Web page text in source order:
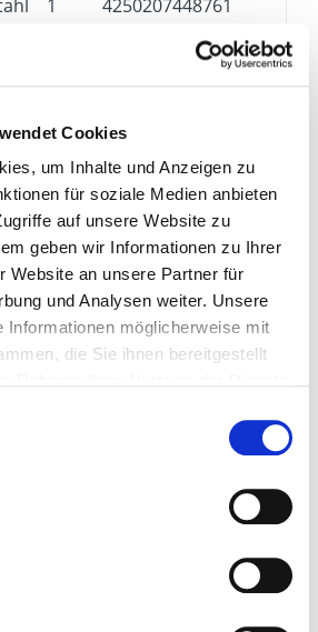
Cookies
um Inhalte und Anzeigen zu
für soziale Medien anbieten
auf unsere Website zu
geben wir Informationen zu Ihrer
Website an unsere Partner für
und Analysen weiter. Unsere
Informationen möglicherweise mit
die Sie ihnen bereitgestellt
1 4250207448761
Produkte
Schnellbauschraube
mit Grobgewinde